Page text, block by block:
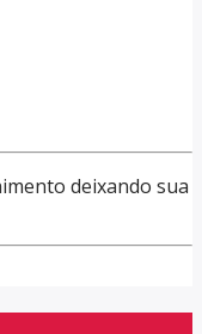
deixando sua